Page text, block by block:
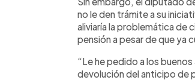
no le den trámite a su
aliviaría la problemática de
pensión a pesar de que ya
“Le he pedido a los
devolución del anticipo de